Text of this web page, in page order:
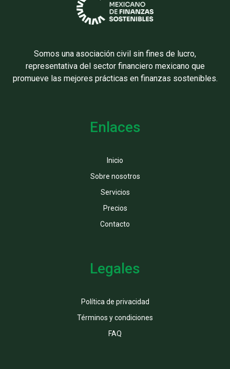
Somos una asociación civil sin fines de lucro,
representativa del sector financiero mexicano que
promueve las mejores prácticas en finanzas sostenibles.
Enlaces
Inicio
Sobre nosotros
Servicios
Precios
Contacto
Legales
Política de privacidad
Términos y condiciones
FAQ